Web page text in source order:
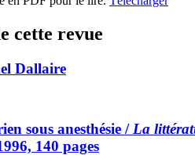
cette revue
Dallaire
sous anesthésie / La
140 pages